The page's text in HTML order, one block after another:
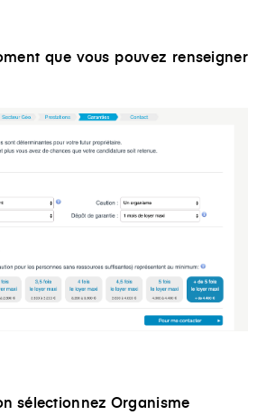
que vous pouvez renseigner
sélectionnez Organisme